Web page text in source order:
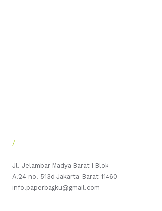
Jl. Jelambar Madya Barat I Blok
A.24 no. 513d Jakarta-Barat 11460
info.paperbagku@gmail.com